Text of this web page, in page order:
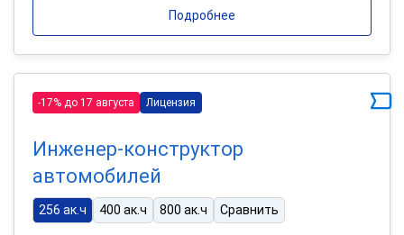
Подробнее
-17% до 17 августа Лицензия
Инженер-конструктор
автомобилей
256 ак.ч 400 ак.ч 800 ак.ч Сравнить